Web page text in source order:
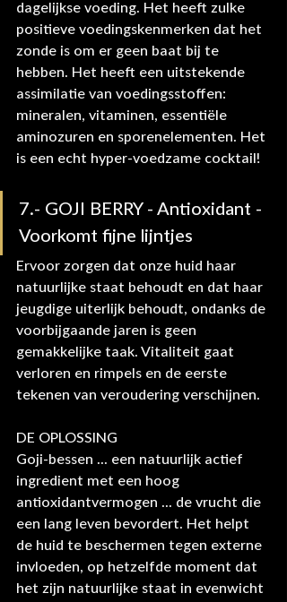
dagelijkse voeding. Het heeft zulke
positieve voedingskenmerken dat het
zonde is om er geen baat bij te
hebben. Het heeft een uitstekende
assimilatie van voedingsstoffen:
mineralen, vitaminen, essentiële
aminozuren en sporenelementen. Het
is een echt hyper-voedzame cocktail!
7.- GOJI BERRY - Antioxidant -
Voorkomt fijne lijntjes
Ervoor zorgen dat onze huid haar
natuurlijke staat behoudt en dat haar
jeugdige uiterlijk behoudt, ondanks de
voorbijgaande jaren is geen
gemakkelijke taak. Vitaliteit gaat
verloren en rimpels en de eerste
tekenen van veroudering verschijnen.
DE OPLOSSING
Goji-bessen ... een natuurlijk actief
ingredient met een hoog
antioxidantvermogen ... de vrucht die
een lang leven bevordert. Het helpt
de huid te beschermen tegen externe
invloeden, op hetzelfde moment dat
het zijn natuurlijke staat in evenwicht